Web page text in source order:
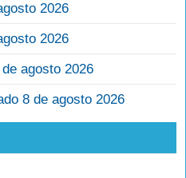
2026
2026
agosto 2026
8 de agosto 2026